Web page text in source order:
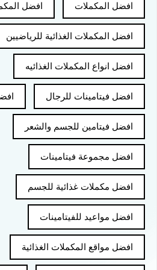
افضل المكملات افضل
افضل المكملات الغذائية للرياضيين
افضل انواع المكملات الغذائيه
افضل فيتامينات للرجال
افضل فيتامين للجسم والشعر
افضل مجموعة فيتامينات
افضل مكملات غذائية للجسم
افضل مواعيد للفيتامينات
افضل مواقع المكملات الغذائية